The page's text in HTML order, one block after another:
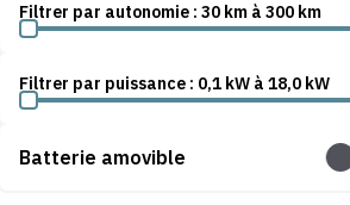
Filtrer par autonomie : 30 km à 300 km
Filtrer par puissance : 0,1 kW à 18,0 kW
Batterie amovible